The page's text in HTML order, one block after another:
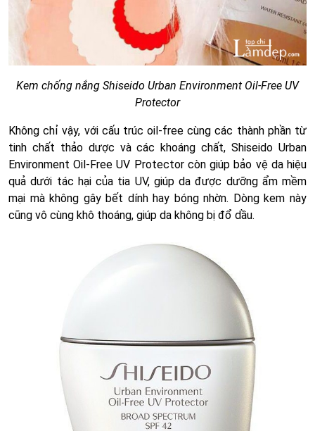
Kem chống nắng Shiseido Urban Environment Oil-Free UV
Protector
Không chỉ vậy, với cấu trúc oil-free cùng các thành phần từ
tinh chất thảo dược và các khoáng chất, Shiseido Urban
Environment Oil-Free UV Protector còn giúp bảo vệ da hiệu
quả dưới tác hại của tia UV, giúp da được dưỡng ẩm mềm
mại mà không gây bết dính hay bóng nhờn. Dòng kem này
cũng vô cùng khô thoáng, giúp da không bị đổ dầu.